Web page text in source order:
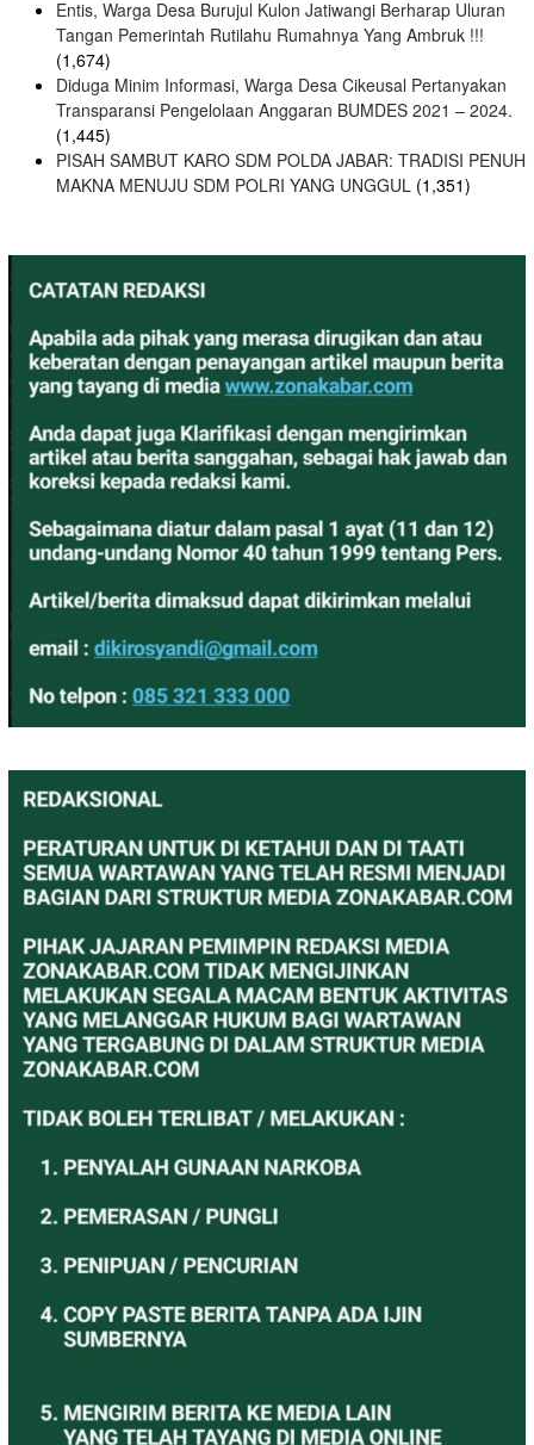
Entis, Warga Desa Burujul Kulon Jatiwangi Berharap Uluran
Tangan Pemerintah Rutilahu Rumahnya Yang Ambruk !!!
(1,674)
Diduga Minim Informasi, Warga Desa Cikeusal Pertanyakan
Transparansi Pengelolaan Anggaran BUMDES 2021 – 2024.
(1,445)
PISAH SAMBUT KARO SDM POLDA JABAR: TRADISI PENUH
MAKNA MENUJU SDM POLRI YANG UNGGUL (1,351)